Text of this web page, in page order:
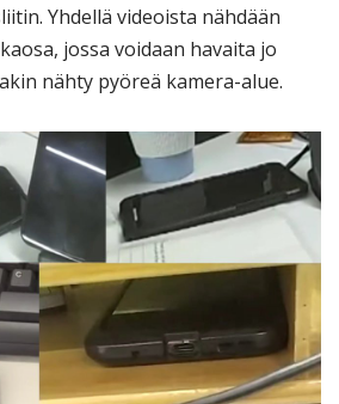
Yhdellä videoista nähdään
jossa voidaan havaita jo
nähty pyöreä kamera-alue.